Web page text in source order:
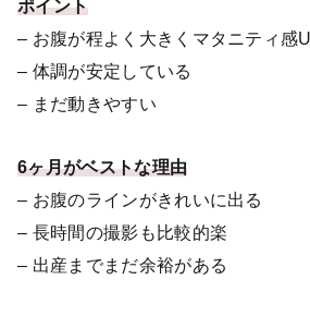
ポイント
– お腹が程よく大きくマタニティ感
– 体調が安定している
– まだ動きやすい
6ヶ月がベストな理由
– お腹のラインがきれいに出る
– 長時間の撮影も比較的楽
– 出産までまだ余裕がある